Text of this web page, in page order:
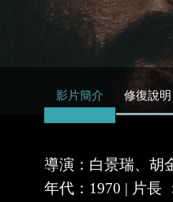
影片簡介 修復說明
導演：白景瑞、胡
年代：1970 | 片長